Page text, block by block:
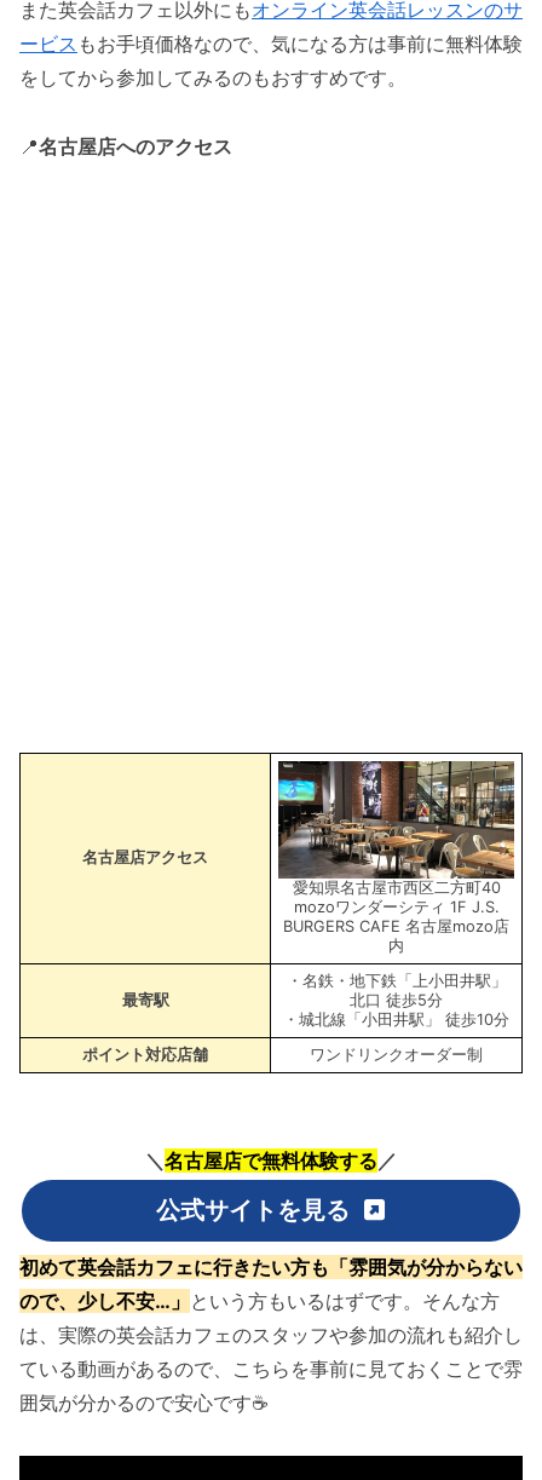
また英会話カフェ以外にもオンライン英会話レッスンのサ
ービス もお手頃価格なので、気になる方は事前に無料体験
をしてから参加してみるのもおすすめです。
📍名古屋店へのアクセス
名古屋店アクセス
愛知県名古屋市西区二方町40
mozoワンダーシティ 1F J.S.
BURGERS CAFE 名古屋mozo店
内
最寄駅
・名鉄・地下鉄「上小田井駅」
北口 徒歩5分
・城北線「小田井駅」 徒歩10分
ポイント対応店舗
ワンドリンクオーダー制
＼ 名古屋店で無料体験する ／
公式サイトを見る
初めて英会話カフェに行きたい方も「雰囲気が分からない
ので、少し不安…」 という方もいるはずです。そんな方
は、実際の英会話カフェのスタッフや参加の流れも紹介し
ている動画があるので、こちらを事前に見ておくことで雰
囲気が分かるので安心です☕️